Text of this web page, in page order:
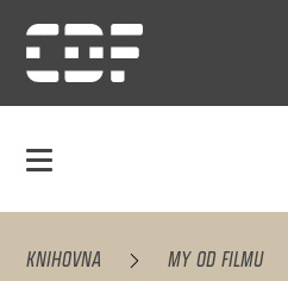
KNIHOVNA MY OD FILMU